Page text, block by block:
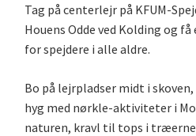
Tag på centerlejr på KFUM-
Houens Odde ved Kolding og
for spejdere i alle aldre.
Bo på lejrpladser midt i
hyg med nørkle-aktiviteter i
naturen, kravl til tops i